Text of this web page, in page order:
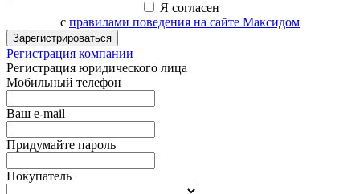
Я согласен
с правилами поведения на сайте Максидом
Зарегистрироваться
Регистрация компании
Регистрация юридического лица
Мобильный телефон
Ваш e-mail
Придумайте пароль
Покупатель